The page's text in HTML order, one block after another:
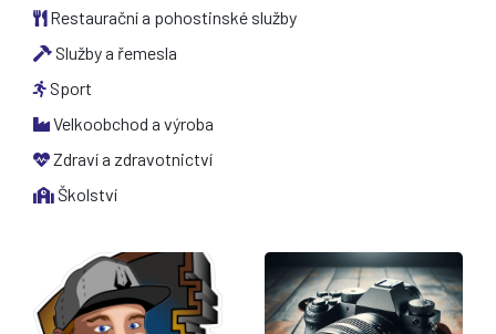
Restaurační a pohostinské služby
Služby a řemesla
Sport
Velkoobchod a výroba
Zdraví a zdravotnictví
Školství